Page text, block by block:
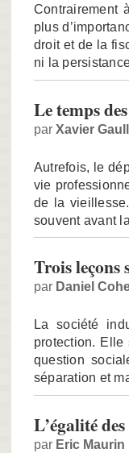
Contrairement
plus
droit et de la
ni la
Le temps
par Xavier
Autrefois, le
vie
de la
souvent avant
Trois leçons
par Daniel
La société
protection.
question
séparation et
L’égalité
par Eric Maurin